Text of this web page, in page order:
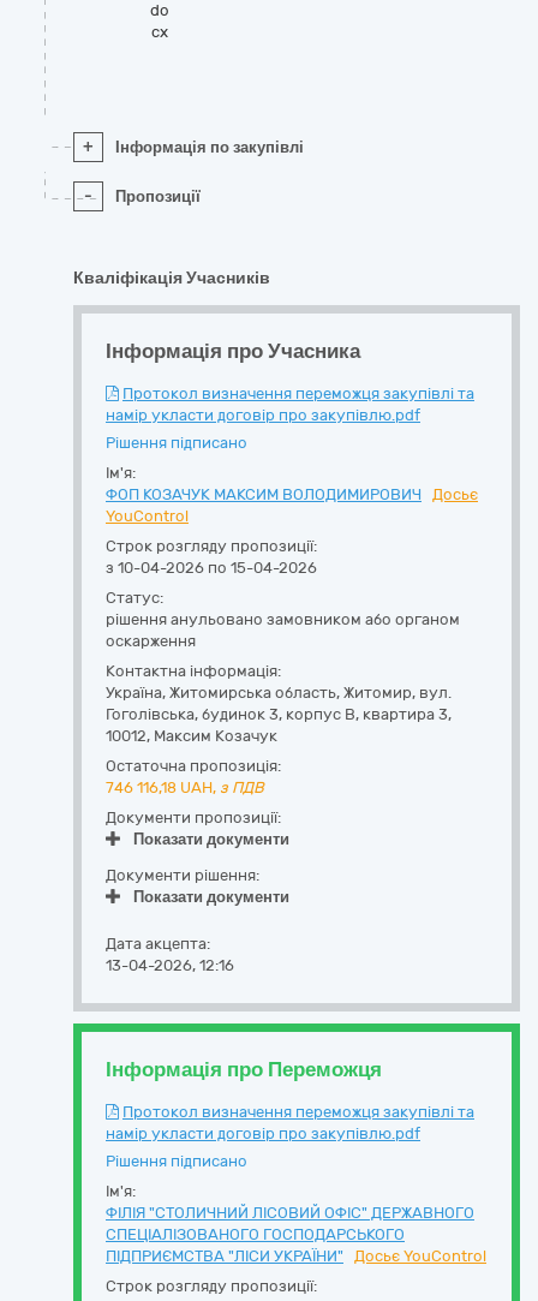
do
cx
+ Інформація по закупівлі
- Пропозиції
Кваліфікація Учасників
Інформація про Учасника
Протокол визначення переможця закупівлі та
намір укласти договір про закупівлю.pdf
Рішення підписано
Ім'я:
ФОП КОЗАЧУК МАКСИМ ВОЛОДИМИРОВИЧ
Досьє
YouControl
Строк розгляду пропозиції:
з 10-04-2026 по 15-04-2026
Статус:
рішення анульовано замовником або органом
оскарження
Контактна інформація:
Україна, Житомирська область, Житомир, вул.
Гоголівська, будинок 3, корпус В, квартира 3,
10012, Максим Козачук
Остаточна пропозиція:
746 116,18 UAH, з ПДВ
Документи пропозиції:
Показати документи
Документи рішення:
Показати документи
Дата акцепта:
13-04-2026, 12:16
Інформація про Переможця
Протокол визначення переможця закупівлі та
намір укласти договір про закупівлю.pdf
Рішення підписано
Ім'я:
ФІЛІЯ "СТОЛИЧНИЙ ЛІСОВИЙ ОФІС" ДЕРЖАВНОГО
СПЕЦІАЛІЗОВАНОГО ГОСПОДАРСЬКОГО
ПІДПРИЄМСТВА "ЛІСИ УКРАЇНИ"
Досьє YouControl
Строк розгляду пропозиції: